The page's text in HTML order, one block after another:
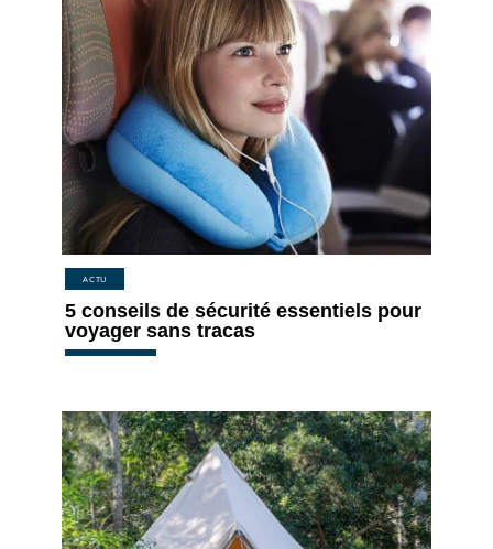
ACTU
5 conseils de sécurité essentiels pour
voyager sans tracas